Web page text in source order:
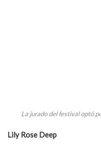
La jurado del festival optó
Lily Rose Deep